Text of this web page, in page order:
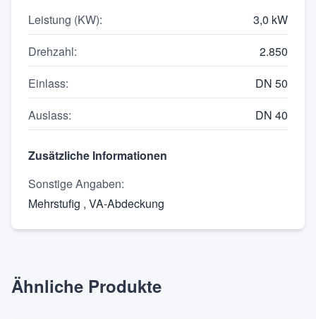
Leistung (KW):
3,0 kW
Drehzahl:
2.850
Einlass:
DN 50
Auslass: DN 40
Zusätzliche Informationen
Sonstige Angaben:
Mehrstufig , VA-Abdeckung
Ähnliche Produkte